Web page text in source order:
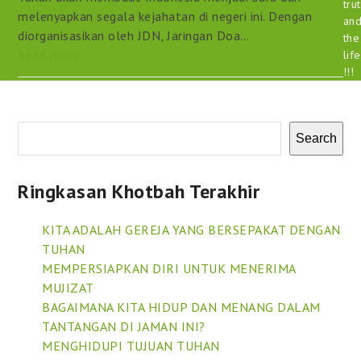
melenyapkan segala kejahatan di negeri ini. Dengan
diorganisasikan oleh JDN, Jaringan Doa…
Search
Ringkasan Khotbah Terakhir
KITA ADALAH GEREJA YANG BERSEPAKAT DENGAN
TUHAN
MEMPERSIAPKAN DIRI UNTUK MENERIMA
MUJIZAT
BAGAIMANA KITA HIDUP DAN MENANG DALAM
TANTANGAN DI JAMAN INI?
MENGHIDUPI TUJUAN TUHAN
the
life
!!!